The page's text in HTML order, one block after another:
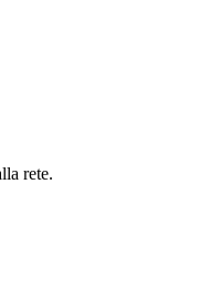
rete.